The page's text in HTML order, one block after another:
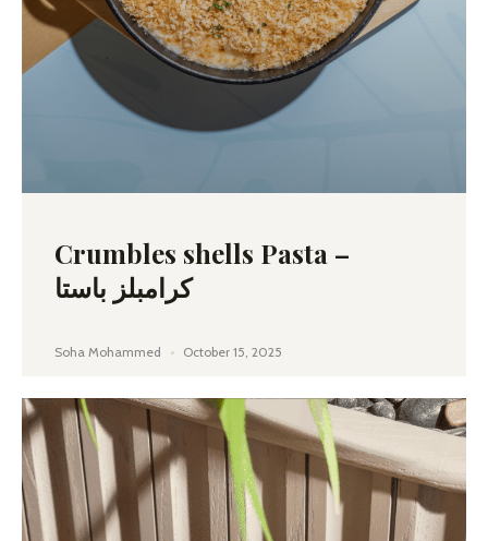
Crumbles shells Pasta –
كرامبلز باستا
Soha Mohammed October 15, 2025